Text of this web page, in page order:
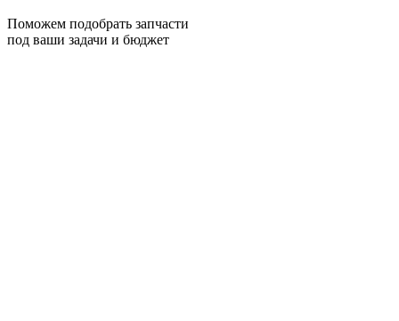
Поможем подобрать запчасти
под ваши задачи и бюджет